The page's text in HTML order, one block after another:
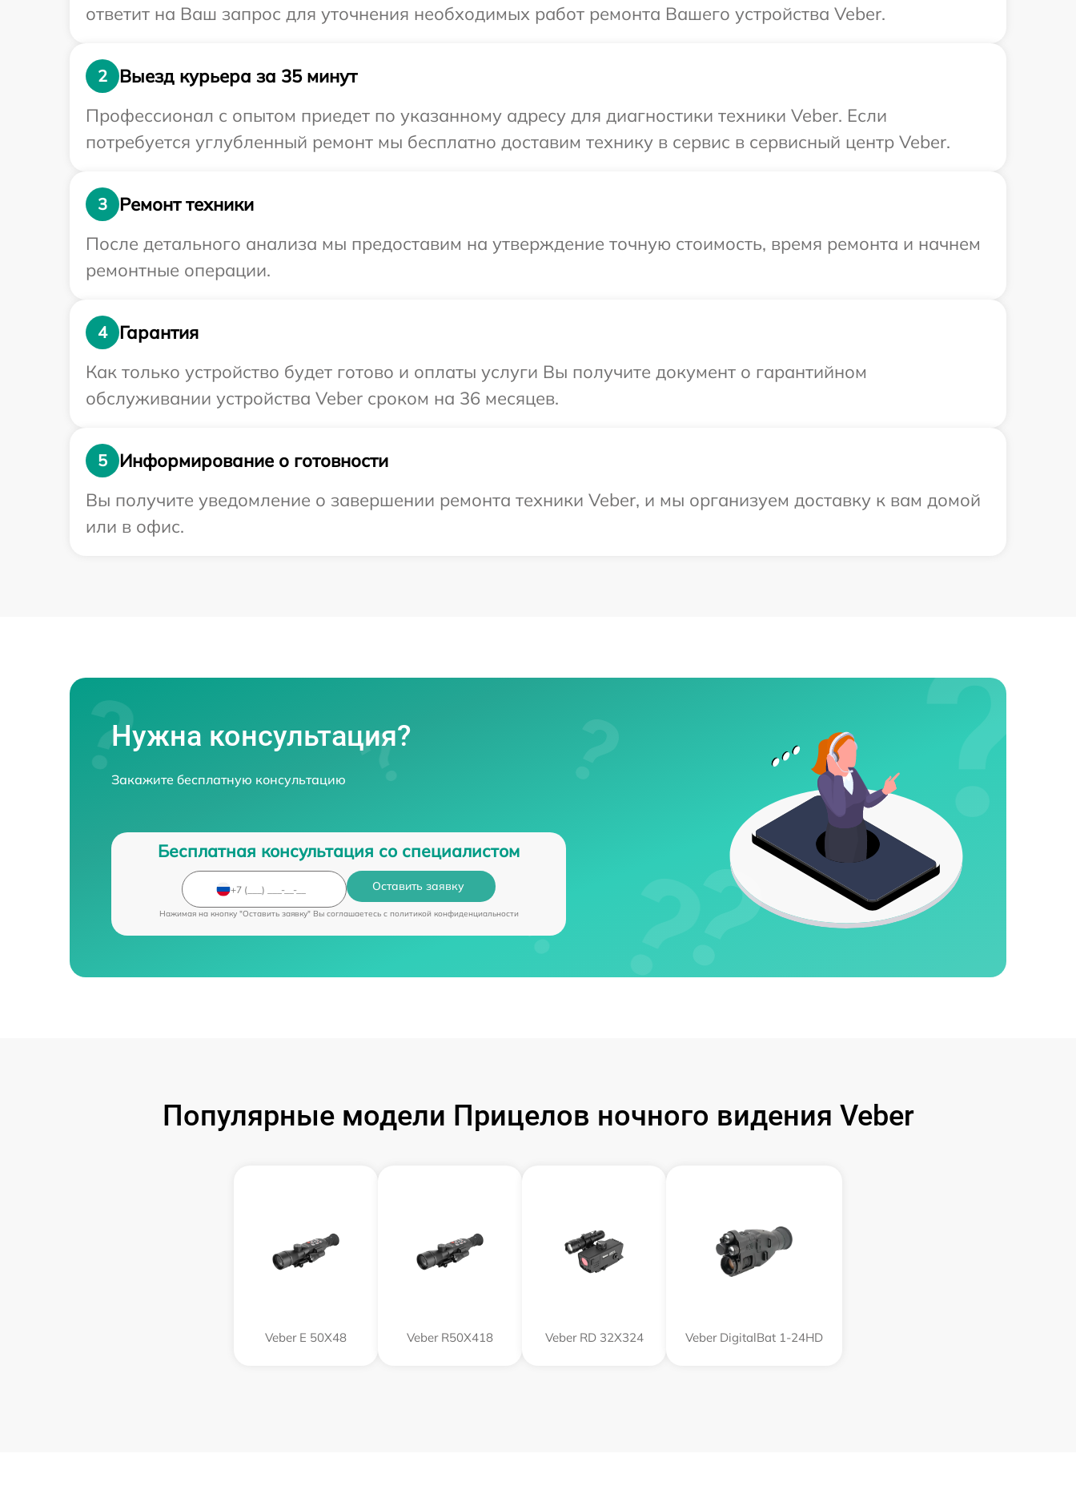
ответит на Ваш запрос для уточнения необходимых работ ремонта Вашего устройства Veber.
2
Выезд курьера за 35 минут
Профессионал с опытом приедет по указанному адресу для диагностики техники Veber. Если
потребуется углубленный ремонт мы бесплатно доставим технику в сервис в сервисный центр Veber.
3
Ремонт техники
После детального анализа мы предоставим на утверждение точную стоимость, время ремонта и начнем
ремонтные операции.
4
Гарантия
Как только устройство будет готово и оплаты услуги Вы получите документ о гарантийном
обслуживании устройства Veber сроком на 36 месяцев.
5
Информирование о готовности
Вы получите уведомление о завершении ремонта техники Veber, и мы организуем доставку к вам домой
или в офис.
Нужна консультация?
Закажите бесплатную консультацию
Бесплатная консультация со специалистом
Оставить заявку
Нажимая на кнопку "Оставить заявку" Вы соглашаетесь c политикой конфиденциальности
Популярные модели Прицелов ночного видения Veber
Veber E 50X48 Veber R50X418 Veber RD 32X324 Veber DigitalBat 1-24HD